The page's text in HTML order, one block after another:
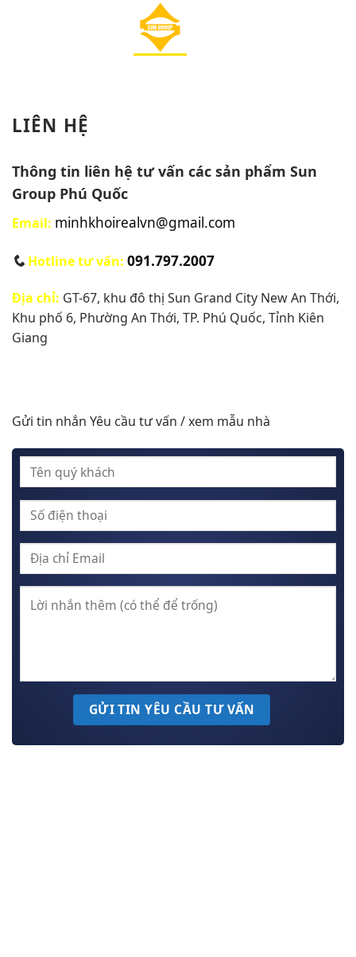
LIÊN HỆ
Thông tin liên hệ tư vấn các sản phẩm Sun
Group Phú Quốc
Email: minhkhoirealvn@gmail.com
Hotline tư vấn: 091.797.2007
Địa chỉ: GT-67, khu đô thị Sun Grand City New An Thới,
Khu phố 6, Phường An Thới, TP. Phú Quốc, Tỉnh Kiên
Giang
Gửi tin nhắn Yêu cầu tư vấn / xem mẫu nhà